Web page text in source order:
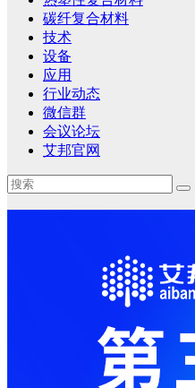
碳纤复合材料
技术
设备
应用
行业动态
微信群
会议论坛
艾邦官网